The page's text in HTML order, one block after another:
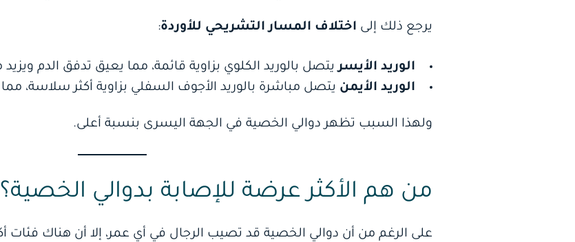
يرجع ذلك إلى اختلاف المسار التشريحي للأوردة:
الوريد الأيسريتصل بالوريد الكلوي بزاوية قائمة، مما يعيق تدفق الدم ويزيد
الوريد الأيمن يتصل مباشرة بالوريد الأجوف السفلي بزاوية أكثر سلاسة،
ولهذا السبب تظهر دوالي الخصية في الجهة اليسرى بنسبة أعلى.
من هم الأكثر عرضة للإصابة بدوالي الخصية؟
على الرغم من أن دوالي الخصية قد تصيب الرجال في أي عمر، إلا أن هناك فئات